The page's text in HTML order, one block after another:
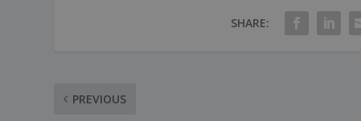
SHARE:
PREVIOUS